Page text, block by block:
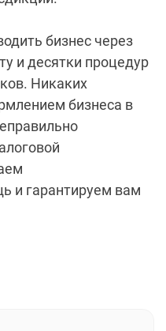
бизнес через
и десятки процедур
Никаких
бизнеса в
и гарантируем вам